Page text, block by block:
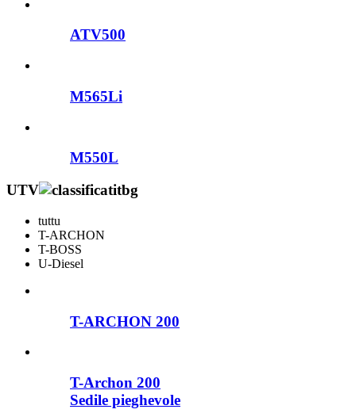
ATV500
M565Li
M550L
UTV
tuttu
T-ARCHON
T-BOSS
U-Diesel
T-ARCHON 200
T-Archon 200
Sedile pieghevole